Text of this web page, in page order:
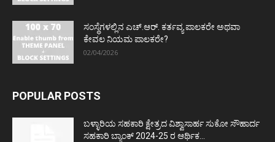
ಸಂಸ್ಥೆಗಳಲ್ಲಿನ ಎಚ್.ಆರ್. ಕರ್ತವ್ಯ ಪಾಲಕರೇ ಅಥವಾ
ಕೇವಲ ನಿಯಮ ಪಾಲಕರೇ?
02/04/2026
POPULAR POSTS
ಬಳ್ಳಾರಿಯ ಸಹಕಾರಿ ಕ್ಷೇತ್ರದ ವಿಶ್ವಾಸಾರ್ಹ ಸುಕೋ ಸೌಹಾರ್ದ
ಸಹಕಾರಿ ಬ್ಯಾಂಕ್ 2024-25 ರ ಆರ್ಥಿಕ...